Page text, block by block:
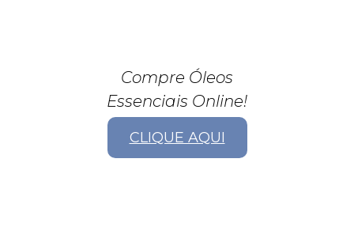
Compre Óleos
Essenciais Online!
CLIQUE AQUI